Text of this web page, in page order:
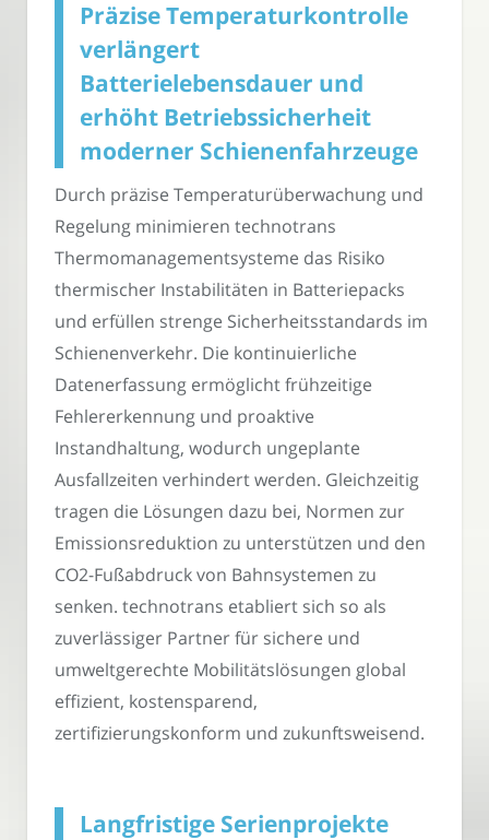
Präzise Temperaturkontrolle
verlängert
Batterielebensdauer und
erhöht Betriebssicherheit
moderner Schienenfahrzeuge
Durch präzise Temperaturüberwachung und
Regelung minimieren technotrans
Thermomanagementsysteme das Risiko
thermischer Instabilitäten in Batteriepacks
und erfüllen strenge Sicherheitsstandards im
Schienenverkehr. Die kontinuierliche
Datenerfassung ermöglicht frühzeitige
Fehlererkennung und proaktive
Instandhaltung, wodurch ungeplante
Ausfallzeiten verhindert werden. Gleichzeitig
tragen die Lösungen dazu bei, Normen zur
Emissionsreduktion zu unterstützen und den
CO2-Fußabdruck von Bahnsystemen zu
senken. technotrans etabliert sich so als
zuverlässiger Partner für sichere und
umweltgerechte Mobilitätslösungen global
effizient, kostensparend,
zertifizierungskonform und zukunftsweisend.
Langfristige Serienprojekte